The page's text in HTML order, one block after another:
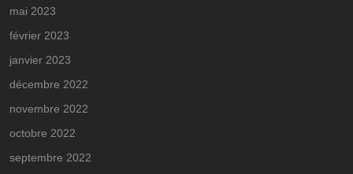
mai 2023
février 2023
janvier 2023
décembre 2022
novembre 2022
octobre 2022
septembre 2022